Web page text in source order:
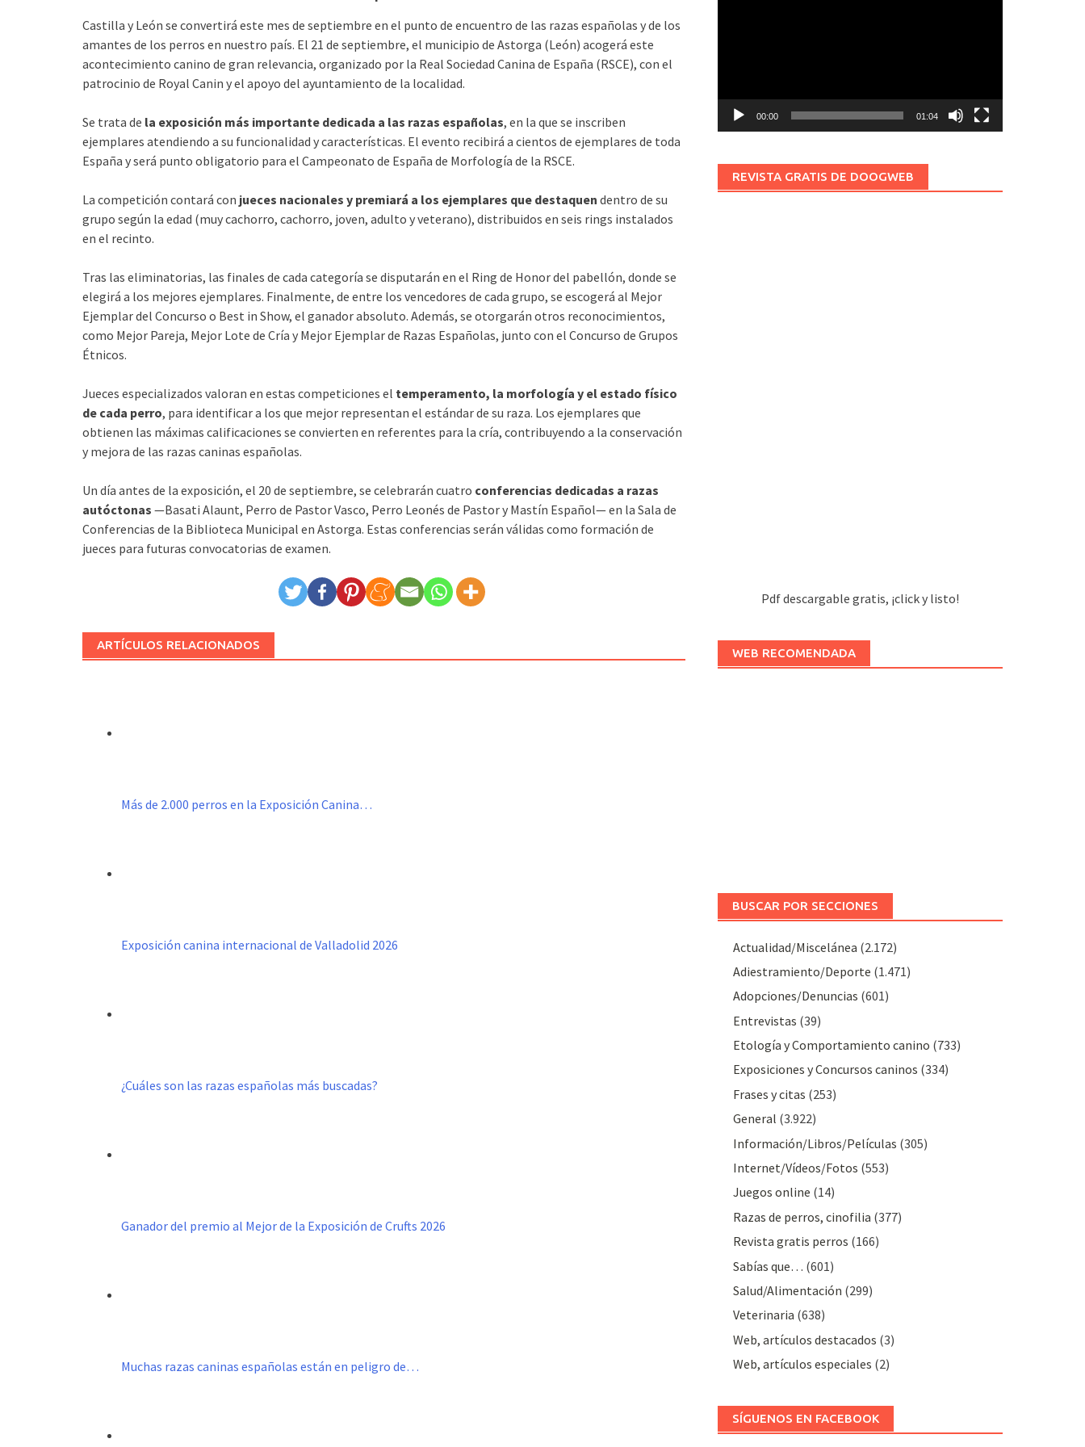
Castilla y León se convertirá este mes de septiembre en el punto de encuentro de las razas españolas y de los
amantes de los perros en nuestro país. El 21 de septiembre, el municipio de Astorga (León) acogerá este
acontecimiento canino de gran relevancia, organizado por la Real Sociedad Canina de España (RSCE), con el
patrocinio de Royal Canin y el apoyo del ayuntamiento de la localidad.
Se trata de la exposición más importante dedicada a las razas españolas, en la que se inscriben
ejemplares atendiendo a su funcionalidad y características. El evento recibirá a cientos de ejemplares de toda
España y será punto obligatorio para el Campeonato de España de Morfología de la RSCE.
La competición contará con jueces nacionales y premiará a los ejemplares que destaquen dentro de su
grupo según la edad (muy cachorro, cachorro, joven, adulto y veterano), distribuidos en seis rings instalados
en el recinto.
Tras las eliminatorias, las finales de cada categoría se disputarán en el Ring de Honor del pabellón, donde se
elegirá a los mejores ejemplares. Finalmente, de entre los vencedores de cada grupo, se escogerá al Mejor
Ejemplar del Concurso o Best in Show, el ganador absoluto. Además, se otorgarán otros reconocimientos,
como Mejor Pareja, Mejor Lote de Cría y Mejor Ejemplar de Razas Españolas, junto con el Concurso de Grupos
Étnicos.
Jueces especializados valoran en estas competiciones el temperamento, la morfología y el estado físico
de cada perro, para identificar a los que mejor representan el estándar de su raza. Los ejemplares que
obtienen las máximas calificaciones se convierten en referentes para la cría, contribuyendo a la conservación
y mejora de las razas caninas españolas.
Un día antes de la exposición, el 20 de septiembre, se celebrarán cuatro conferencias dedicadas a razas
autóctonas —Basati Alaunt, Perro de Pastor Vasco, Perro Leonés de Pastor y Mastín Español— en la Sala de
Conferencias de la Biblioteca Municipal en Astorga. Estas conferencias serán válidas como formación de
jueces para futuras convocatorias de examen.
ARTÍCULOS RELACIONADOS
Más de 2.000 perros en la Exposición Canina…
Exposición canina internacional de Valladolid 2026
¿Cuáles son las razas españolas más buscadas?
Ganador del premio al Mejor de la Exposición de Crufts 2026
Muchas razas caninas españolas están en peligro de…
00:00 01:04
REVISTA GRATIS DE DOOGWEB
Pdf descargable gratis, ¡click y listo!
WEB RECOMENDADA
BUSCAR POR SECCIONES
Actualidad/Miscelánea (2.172)
Adiestramiento/Deporte (1.471)
Adopciones/Denuncias (601)
Entrevistas (39)
Etología y Comportamiento canino (733)
Exposiciones y Concursos caninos (334)
Frases y citas (253)
General (3.922)
Información/Libros/Películas (305)
Internet/Vídeos/Fotos (553)
Juegos online (14)
Razas de perros, cinofilia (377)
Revista gratis perros (166)
Sabías que… (601)
Salud/Alimentación (299)
Veterinaria (638)
Web, artículos destacados (3)
Web, artículos especiales (2)
SÍGUENOS EN FACEBOOK